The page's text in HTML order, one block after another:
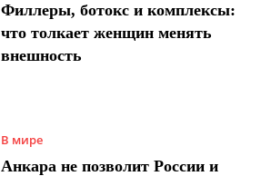
Филлеры, ботокс и комплексы:
что толкает женщин менять
внешность
В мире
Анкара не позволит России и